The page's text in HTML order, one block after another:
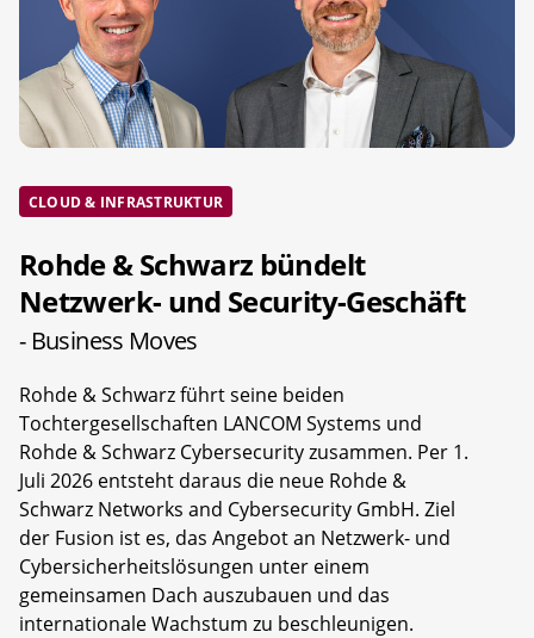
CLOUD & INFRASTRUKTUR
Rohde & Schwarz bündelt
Netzwerk- und Security-Geschäft
- Business Moves
Rohde & Schwarz führt seine beiden
Tochtergesellschaften LANCOM Systems und
Rohde & Schwarz Cybersecurity zusammen. Per 1.
Juli 2026 entsteht daraus die neue Rohde &
Schwarz Networks and Cybersecurity GmbH. Ziel
der Fusion ist es, das Angebot an Netzwerk- und
Cybersicherheitslösungen unter einem
gemeinsamen Dach auszubauen und das
internationale Wachstum zu beschleunigen.